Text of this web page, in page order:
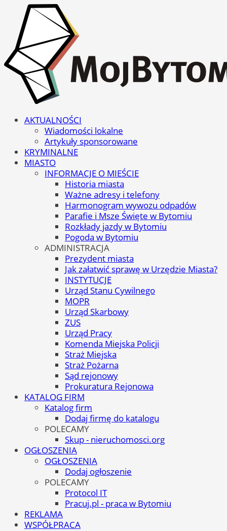
AKTUALNOŚCI
Wiadomości lokalne
Artykuły sponsorowane
KRYMINALNE
MIASTO
INFORMACJE O MIEŚCIE
Historia miasta
Ważne adresy i telefony
Harmonogram wywozu odpadów
Parafie i Msze Święte w Bytomiu
Rozkłady jazdy w Bytomiu
Pogoda w Bytomiu
ADMINISTRACJA
Prezydent miasta
Jak załatwić sprawę w Urzędzie Miasta?
INSTYTUCJE
Urząd Stanu Cywilnego
MOPR
Urząd Skarbowy
ZUS
Urząd Pracy
Komenda Miejska Policji
Straż Miejska
Straż Pożarna
Sąd rejonowy
Prokuratura Rejonowa
KATALOG FIRM
Katalog firm
Dodaj firmę do katalogu
POLECAMY
Skup - nieruchomosci.org
OGŁOSZENIA
OGŁOSZENIA
Dodaj ogłoszenie
POLECAMY
Protocol IT
Pracuj.pl - praca w Bytomiu
REKLAMA
WSPÓŁPRACA